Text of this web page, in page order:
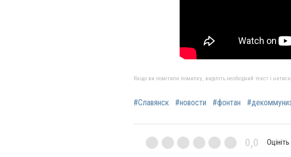
Якщо ви помітили помилку, виділіть необхідний текст і
#Славянск #новости #фонтан
0,0